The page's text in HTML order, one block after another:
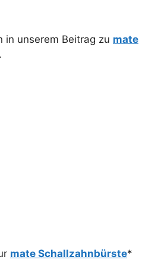
in unserem Beitrag zu mate
.
mate Schallzahnbürste*